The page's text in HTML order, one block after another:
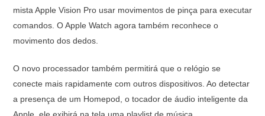
mista Apple Vision Pro usar movimentos de pinça para executar
comandos. O Apple Watch agora também reconhece o
movimento dos dedos.
O novo processador também permitirá que o relógio se
conecte mais rapidamente com outros dispositivos. Ao detectar
a presença de um Homepod, o tocador de áudio inteligente da
Apple, ele exibirá na tela uma playlist de música.